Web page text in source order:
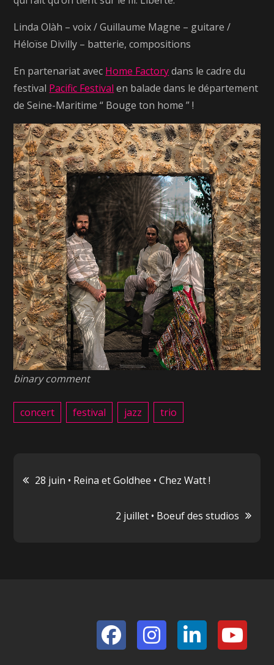
Linda Olàh – voix / Guillaume Magne – guitare /
Héloïse Divilly – batterie, compositions
En partenariat avec Home Factorydans le cadre du
festival Pacific Festival en balade dans le département
de Seine-Maritime “ Bouge ton home ” !
binary comment
concert festival jazz trio
Navigation
28 juin • Reina et Goldhee • Chez Watt !
2 juillet • Boeuf des studios